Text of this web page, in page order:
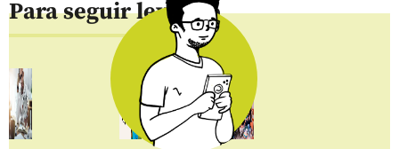
Para seguir leyendo